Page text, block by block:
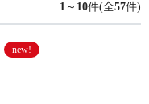
1 ～ 10件(全57件)
new!